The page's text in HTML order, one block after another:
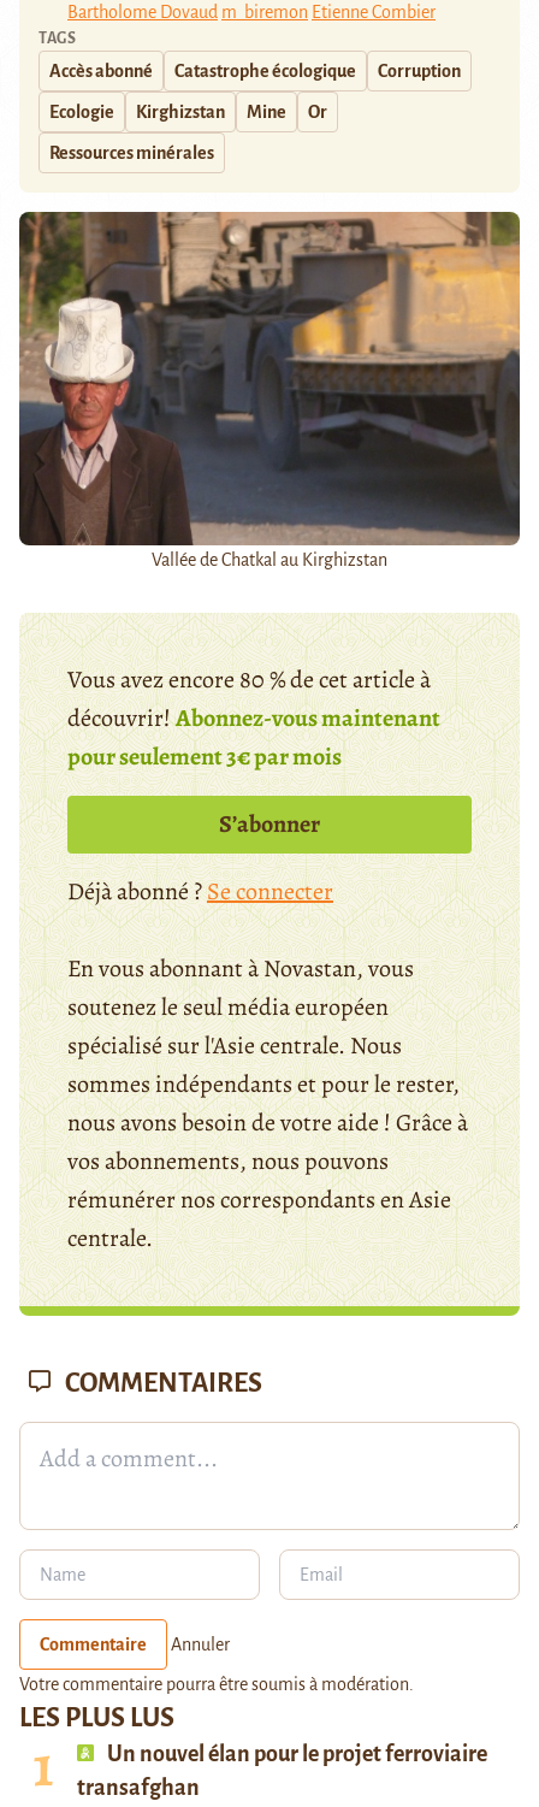
Bartholome Dovaud m_biremon Etienne Combier
TAGS
Accès abonné Catastrophe écologique Corruption
Ecologie Kirghizstan Mine Or
Ressources minérales
Vallée de Chatkal au Kirghizstan
Vous avez encore 80 % de cet article à
découvrir!Abonnez-vous maintenant
pour seulement 3€ par mois
S’abonner
Déjà abonné ?Se connecter
En vous abonnant à Novastan, vous
soutenez le seul média européen
spécialisé sur l'Asie centrale. Nous
sommes indépendants et pour le rester,
nous avons besoin de votre aide ! Grâce à
vos abonnements, nous pouvons
rémunérer nos correspondants en Asie
centrale.
LES PLUS LUS
Un nouvel élan pour le projet ferroviaire
transafghan
COMMENTAIRES
Commentaire Annuler
Votre commentaire pourra être soumis à modération.